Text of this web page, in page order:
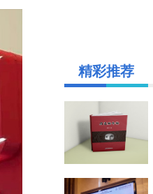
精彩推荐